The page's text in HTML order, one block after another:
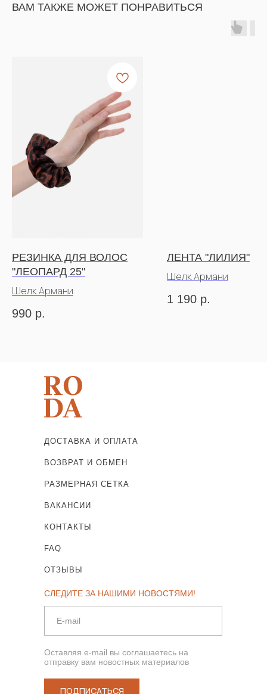
ВАМ ТАКЖЕ МОЖЕТ ПОНРАВИТЬСЯ
РЕЗИНКА ДЛЯ ВОЛОС
"ЛЕОПАРД 25"
Шелк Армани
990 р.
ЛЕНТА "ЛИЛИЯ"
Шелк Армани
1 190 р.
РАЗМЕРНАЯ СЕТКА
ДОСТАВКА И ОПЛАТА
КОНТАКТЫ
FAQ
ОТЗЫВЫ
СЛЕДИТЕ ЗА НАШИМИ НОВОСТЯМИ!
Оставляя e-mail вы соглашаетесь на
отправку вам новостных материалов
ПОДПИСАТЬСЯ
ВОЗВРАТ И ОБМЕН
ВАКАНСИИ